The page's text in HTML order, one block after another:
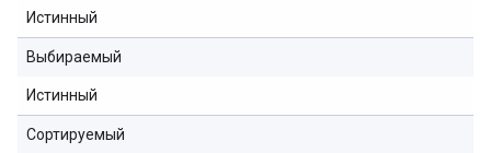
Истинный
Выбираемый
Истинный
Сортируемый